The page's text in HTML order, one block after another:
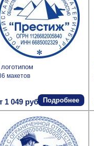
макетов
1 049 руб. Подробнее